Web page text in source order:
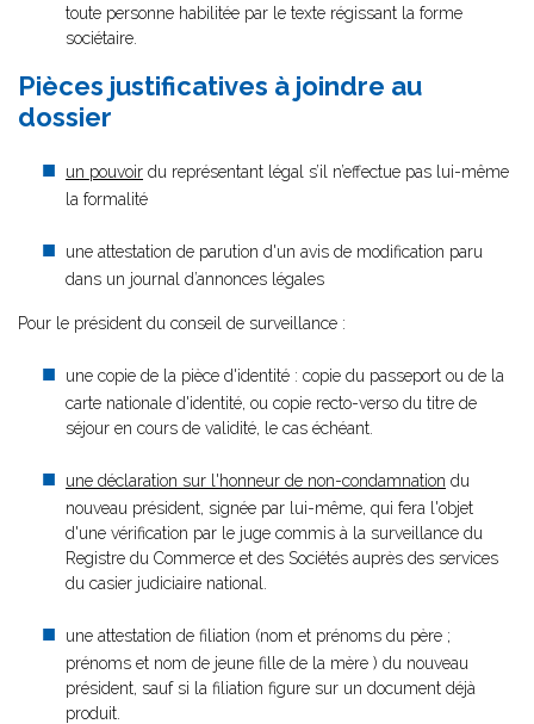
toute personne habilitée par le texte régissant la forme
sociétaire.
Pièces justificatives à joindre au
dossier
un pouvoir du représentant légal s’il n’effectue pas lui-même
la formalité
une attestation de parution d'un avis de modification paru
dans un journal d’annonces légales
Pour le président du conseil de surveillance :
une copie de la pièce d'identité : copie du passeport ou de la
carte nationale d'identité, ou copie recto-verso du titre de
séjour en cours de validité, le cas échéant.
une déclaration sur l'honneur de non-condamnation du
nouveau président, signée par lui-même, qui fera l'objet
d'une vérification par le juge commis à la surveillance du
Registre du Commerce et des Sociétés auprès des services
du casier judiciaire national.
une attestation de filiation (nom et prénoms du père ;
prénoms et nom de jeune fille de la mère ) du nouveau
président, sauf si la filiation figure sur un document déjà
produit.